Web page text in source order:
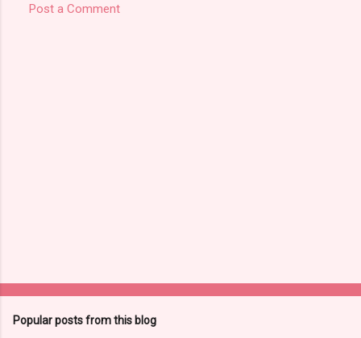
Post a Comment
Popular posts from this blog